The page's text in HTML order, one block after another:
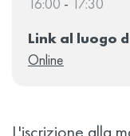
Link al luogo
Online
L'iscrizione alla